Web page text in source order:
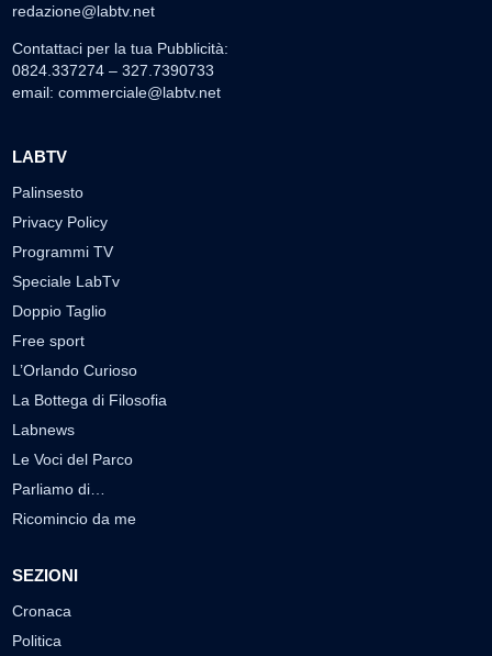
redazione@labtv.net
Contattaci per la tua Pubblicità:
0824.337274 – 327.7390733
email: commerciale@labtv.net
LABTV
Palinsesto
Privacy Policy
Programmi TV
Speciale LabTv
Doppio Taglio
Free sport
L’Orlando Curioso
La Bottega di Filosofia
Labnews
Le Voci del Parco
Parliamo di…
Ricomincio da me
SEZIONI
Cronaca
Politica